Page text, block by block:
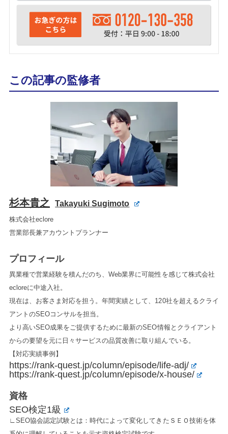
この記事の監修者
杉本貴之 Takayuki Sugimoto
株式会社eclore
営業部長兼アカウントプランナー
プロフィール
異業種で営業経験を積んだのち、Web業界に可能性を感じて株式会社
ecloreに中途入社。
現在は、お客さま対応を担う。年間実績として、120社を超えるクライ
アントのSEOコンサルを担当。
より高いSEO成果をご提供するために最新のSEO情報とクライアント
からの要望を元に日々サービスの品質改善に取り組んでいる。
【対応実績事例】
https://rank-quest.jp/column/episode/life-adj/
https://rank-quest.jp/column/episode/x-house/
資格
SEO検定1級
∟SEO協会認定試験とは：時代によって変化してきたＳＥＯ技術を体